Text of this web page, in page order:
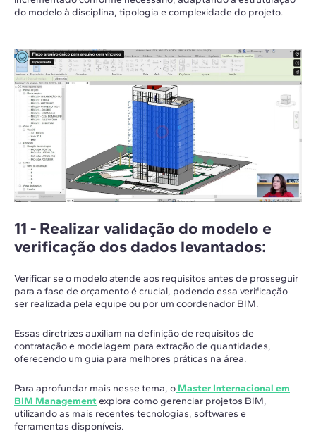
do modelo à disciplina, tipologia e complexidade do projeto.
11 - Realizar validação do modelo e
verificação dos dados levantados:
Verificar se o modelo atende aos requisitos antes de prosseguir
para a fase de orçamento é crucial, podendo essa verificação
ser realizada pela equipe ou por um coordenador BIM.
Essas diretrizes auxiliam na definição de requisitos de
contratação e modelagem para extração de quantidades,
oferecendo um guia para melhores práticas na área.
Para aprofundar mais nesse tema, o Master Internacional em
BIM Managementexplora como gerenciar projetos BIM,
utilizando as mais recentes tecnologias, softwares e
ferramentas disponíveis.